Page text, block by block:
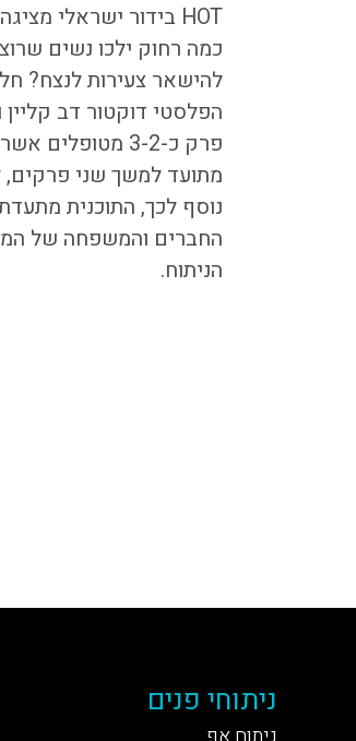
HOT בידור ישראלי מציגה: פרק 8.
כמה רחוק ילכו נשים
להישאר צעירות לנצח?
הפלסטי דוקטור דב
פרק כ-3-2
מתועד למשך שני פרקים,
נוסף לכך, התוכנית
החברים והמשפחה של
הניתוח.
ניתוחי פנים